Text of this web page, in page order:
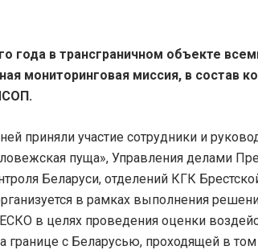
года в трансграничном объекте
мониторинговая миссия, в состав
приняли участие сотрудники и
пуща», Управления делами
Беларуси, отделений КГК
в рамках выполнения
в целях проведения оценки
с Беларусью, проходящей в том